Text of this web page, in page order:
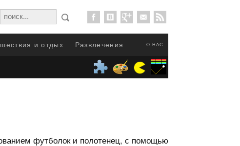
О НАС
и отдых Развлечения
футболок и полотенец, с помощью